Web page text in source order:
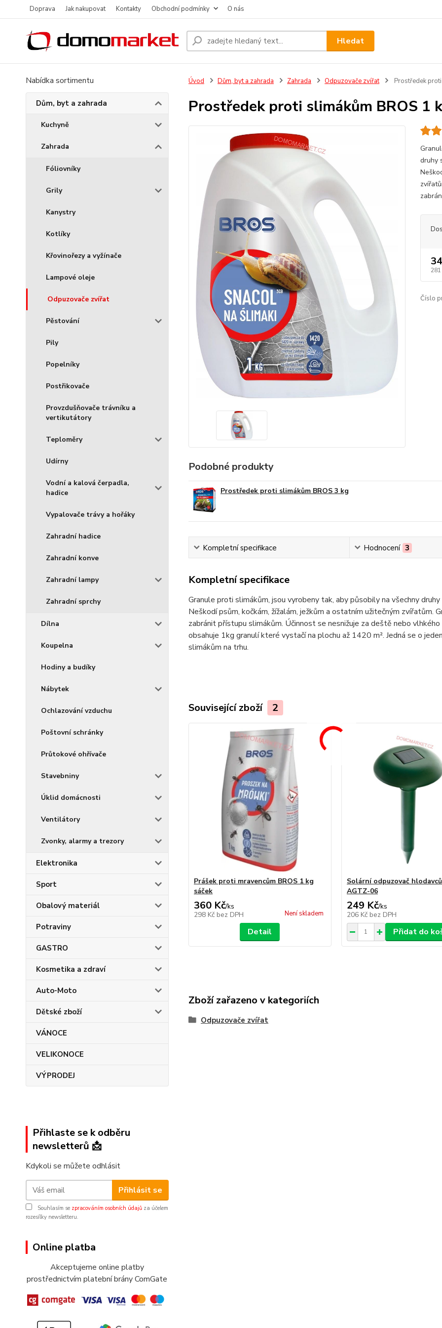
Doprava Jak nakupovat Kontakty Obchodní podmínky O nás
Hledat
Nabídka sortimentu
Dům, byt a zahrada
Kuchyně
Zahrada
Fóliovníky
Grily
Kanystry
Kotlíky
Křovinořezy a vyžínače
Lampové oleje
Odpuzovače zvířat
Pěstování
Pily
Popelníky
Postřikovače
Provzdušňovače trávníku a
vertikutátory
Teploměry
Udírny
Vodní a kalová čerpadla,
hadice
Vypalovače trávy a hořáky
Zahradní hadice
Zahradní konve
Zahradní lampy
Zahradní sprchy
Dílna
Koupelna
Hodiny a budíky
Nábytek
Ochlazování vzduchu
Poštovní schránky
Průtokové ohřívače
Stavebniny
Úklid domácnosti
Ventilátory
Zvonky, alarmy a trezory
Elektronika
Sport
Obalový materiál
Potraviny
GASTRO
Kosmetika a zdraví
Auto-Moto
Dětské zboží
VÁNOCE
VELIKONOCE
VÝPRODEJ
Přihlaste se k odběru
newsletterů 📩
Kdykoli se můžete odhlásit
Přihlásit se
Souhlasím se zpracováním osobních údajů za účelem
rozesílky newsletteru.
Online platba
Akceptujeme online platby
prostřednictvím platební brány ComGate
Úvod Dům, byt a zahrada Zahrada Odpuzovače zvířat Prostředek
Prostředek proti slimákům BROS 1
druhy
281
Číslo
Podobné produkty
Prostředek proti slimákům BROS 3 kg
Kompletní specifikace Hodnocení 3
Kompletní specifikace
Granule proti slimákům, jsou vyrobeny tak, aby působily na všechny
Neškodí psům, kočkám, žížalám, ježkům a ostatním užitečným zvířatům.
zabránit přístupu slimákům. Účinnost se nesnižuje za deště nebo
obsahuje 1kg granulí které vystačí na plochu až 1420 m². Jedná se o
slimákům na trhu.
Související zboží 2
Prášek proti mravencům BROS 1 kg
sáček
360 Kč/ks
298 Kč bez DPH Není skladem
Detail
Solární odpuzovač hlodavců
AGTZ-06
249 Kč/ks
206 Kč bez DPH
Přidat do
Zboží zařazeno v kategoriích
Odpuzovače zvířat